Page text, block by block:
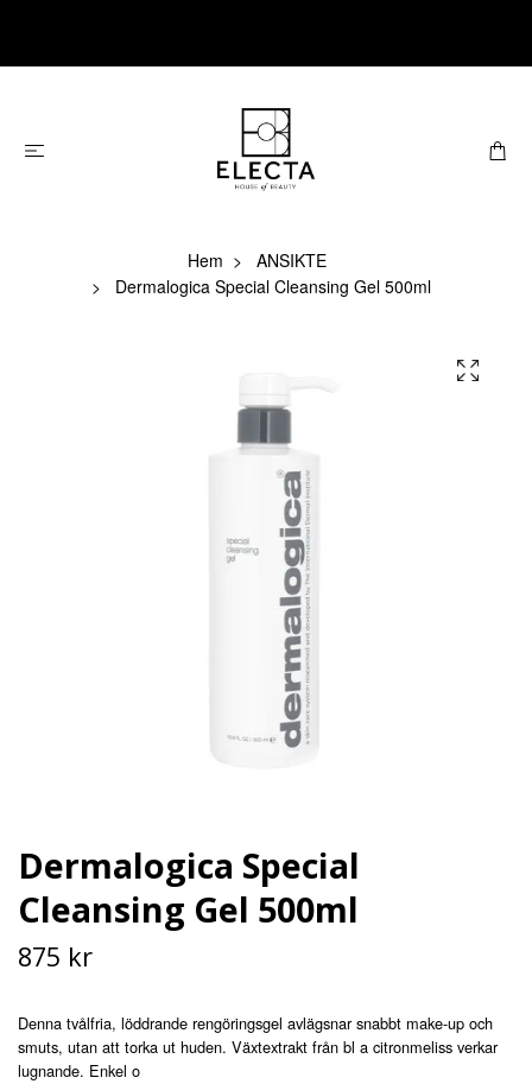
Hem
ANSIKTE
Dermalogica Special Cleansing Gel 500ml
Dermalogica Special
Cleansing Gel 500ml
875 kr
Denna tvålfria, löddrande rengöringsgel avlägsnar snabbt make-up och
smuts, utan att torka ut huden. Växtextrakt från bl a citronmeliss verkar
lugnande. Enkel o